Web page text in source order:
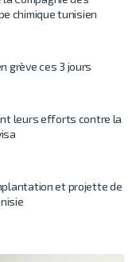
chimique tunisien
grève ces 3 jours
leurs efforts contre la
et projette de